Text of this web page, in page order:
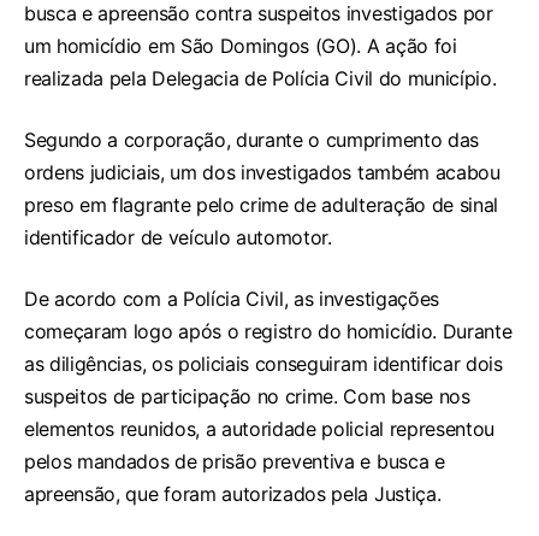
busca e apreensão contra suspeitos investigados por
um homicídio em São Domingos (GO). A ação foi
realizada pela Delegacia de Polícia Civil do município.
Segundo a corporação, durante o cumprimento das
ordens judiciais, um dos investigados também acabou
preso em flagrante pelo crime de adulteração de sinal
identificador de veículo automotor.
De acordo com a Polícia Civil, as investigações
começaram logo após o registro do homicídio. Durante
as diligências, os policiais conseguiram identificar dois
suspeitos de participação no crime. Com base nos
elementos reunidos, a autoridade policial representou
pelos mandados de prisão preventiva e busca e
apreensão, que foram autorizados pela Justiça.